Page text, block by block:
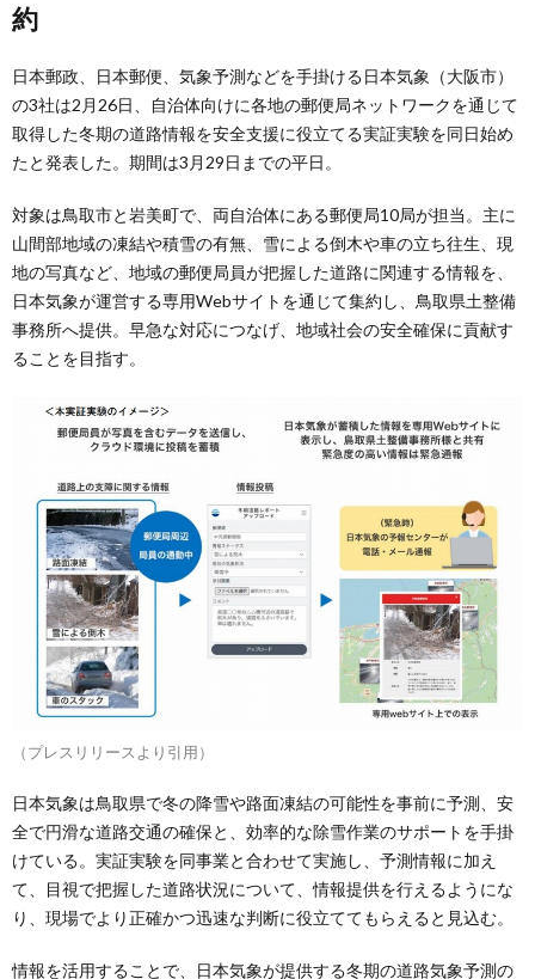
約
日本郵政、日本郵便、気象予測などを手掛ける日本気象（大阪市）
の3社は2月26日、自治体向けに各地の郵便局ネットワークを通じて
取得した冬期の道路情報を安全支援に役立てる実証実験を同日始め
たと発表した。期間は3月29日までの平日。
対象は鳥取市と岩美町で、両自治体にある郵便局10局が担当。主に
山間部地域の凍結や積雪の有無、雪による倒木や車の立ち往生、現
地の写真など、地域の郵便局員が把握した道路に関連する情報を、
日本気象が運営する専用Webサイトを通じて集約し、鳥取県土整備
事務所へ提供。早急な対応につなげ、地域社会の安全確保に貢献す
ることを目指す。
（プレスリリースより引用）
日本気象は鳥取県で冬の降雪や路面凍結の可能性を事前に予測、安
全で円滑な道路交通の確保と、効率的な除雪作業のサポートを手掛
けている。実証実験を同事業と合わせて実施し、予測情報に加え
て、目視で把握した道路状況について、情報提供を行えるようにな
り、現場でより正確かつ迅速な判断に役立ててもらえると見込む。
情報を活用することで、日本気象が提供する冬期の道路気象予測の